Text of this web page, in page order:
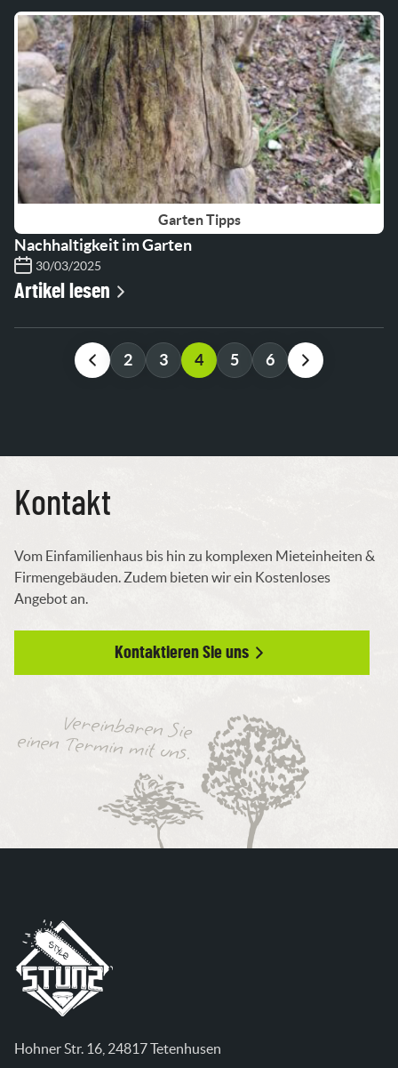
Garten Tipps
Nachhaltigkeit im Garten
30/03/2025
Artikel lesen
2 3 4 5 6
Kontakt
Vom Einfamilienhaus bis hin zu komplexen Mieteinheiten &
Firmengebäuden. Zudem bieten wir ein Kostenloses
Angebot an.
Kontaktieren Sie uns
Vereinbaren Sie
einen Termin mit uns.
Hohner Str. 16, 24817 Tetenhusen